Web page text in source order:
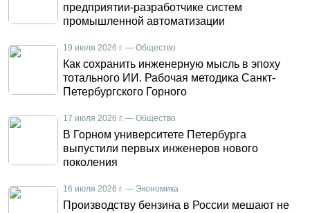
предприятии-разработчике систем
промышленной автоматизации
19 июля 2026 г. — Общество
Как сохранить инженерную мысль в эпоху
тотального ИИ. Рабочая методика Санкт-
Петербургского Горного
17 июля 2026 г. — Общество
В Горном университете Петербурга
выпустили первых инженеров нового
поколения
16 июля 2026 г. — Экономика
Производству бензина в России мешают не